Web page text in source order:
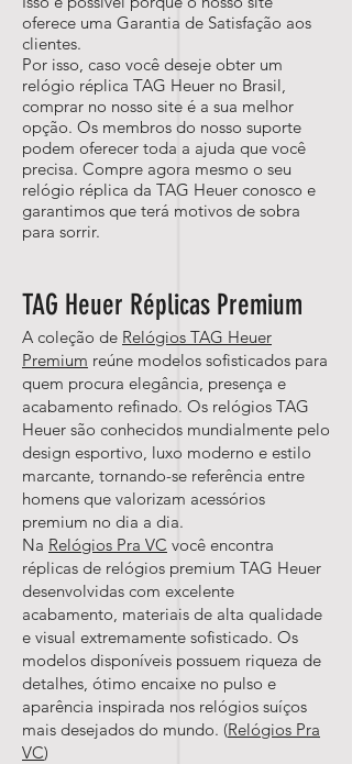
oferece uma Garantia de Satisfação aos
clientes.
Por isso, caso você deseje obter um
relógio réplica TAG Heuer no Brasil,
comprar no nosso site é a sua melhor
opção. Os membros do nosso suporte
podem oferecer toda a ajuda que você
precisa. Compre agora mesmo o seu
relógio réplica da TAG Heuer conosco e
garantimos que terá motivos de sobra
para sorrir.
TAG Heuer Réplicas Premium
A coleção de Relógios TAG Heuer
Premium reúne modelos sofisticados para
quem procura elegância, presença e
acabamento refinado. Os relógios TAG
Heuer são conhecidos mundialmente pelo
design esportivo, luxo moderno e estilo
marcante, tornando-se referência entre
homens que valorizam acessórios
premium no dia a dia.
Na Relógios Pra VC você encontra
réplicas de relógios premium TAG Heuer
desenvolvidas com excelente
acabamento, materiais de alta qualidade
e visual extremamente sofisticado. Os
modelos disponíveis possuem riqueza de
detalhes, ótimo encaixe no pulso e
aparência inspirada nos relógios suíços
mais desejados do mundo. (Relógios Pra
VC)